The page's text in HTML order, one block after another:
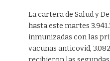
La cartera de Salud y
hasta este martes
inmunizadas con las
vacunas anticovid,